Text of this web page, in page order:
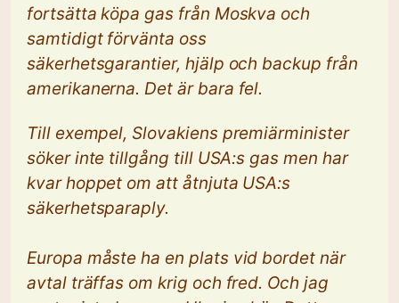
fortsätta köpa gas från Moskva och
samtidigt förvänta oss
säkerhetsgarantier, hjälp och backup från
amerikanerna. Det är bara fel.
Till exempel, Slovakiens premiärminister
söker inte tillgång till USA:s gas men har
kvar hoppet om att åtnjuta USA:s
säkerhetsparaply.
Europa måste ha en plats vid bordet när
avtal träffas om krig och fred. Och jag